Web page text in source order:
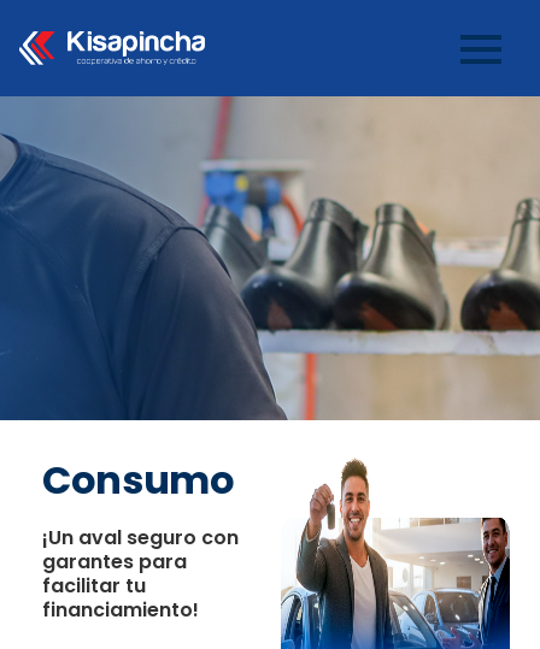
Consumo
Consumo
¡Un aval seguro con
garantes para
facilitar tu
financiamiento!